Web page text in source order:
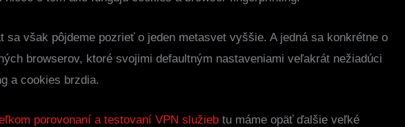
sa však pôjdeme pozrieť o jeden metasvet vyššie. A jedná sa konkrétne o
browserov, ktoré svojimi defaultným nastaveniami veľakrát nežiadúci
a cookies brzdia.
porovonaní a testovaní VPN služieb tu máme opäť ďalšie veľké